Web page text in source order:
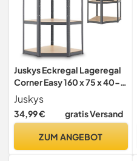
Juskys Eckregal Lageregal
Corner Easy 160 x 75 x 40-
75 cm - 320 kg, 4 Böden
MDF Holz - Metall verzinkt -
Schwerlastregal
Juskys
34,99 € gratis Versand
ZUM ANGEBOT